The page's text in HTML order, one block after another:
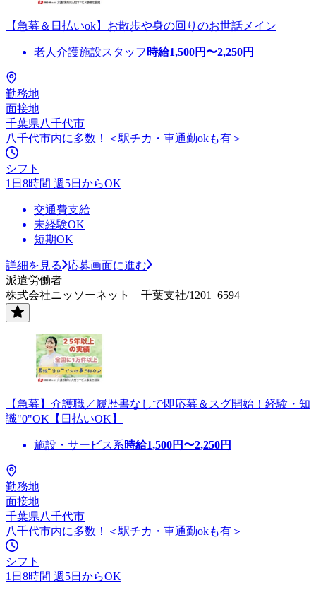
【急募＆日払いok】お散歩や身の回りのお世話メイン
老人介護施設スタッフ 時給1,500円〜2,250円
勤務地
面接地
千葉県八千代市
八千代市内に多数！＜駅チカ・車通勤okも有＞
シフト
1日8時間 週5日からOK
交通費支給
未経験OK
短期OK
詳細を見る
応募画面に進む
派遣労働者
株式会社ニッソーネット 千葉支社/1201_6594
【急募】介護職／履歴書なしで即応募＆スグ開始！経験・知
識"0"OK【日払いOK】
施設・サービス系時給1,500円〜2,250円
勤務地
面接地
千葉県八千代市
八千代市内に多数！＜駅チカ・車通勤okも有＞
シフト
1日8時間 週5日からOK